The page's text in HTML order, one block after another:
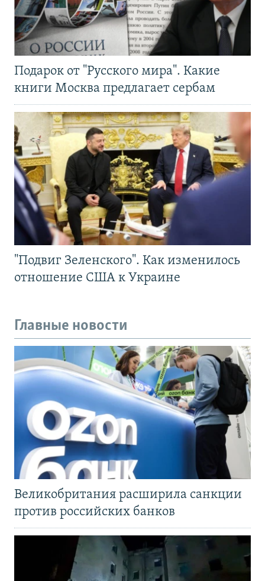
Подарок от "Русского мира". Какие
книги Москва предлагает сербам
"Подвиг Зеленского". Как изменилось
отношение США к Украине
Главные новости
Великобритания расширила санкции
против российских банков